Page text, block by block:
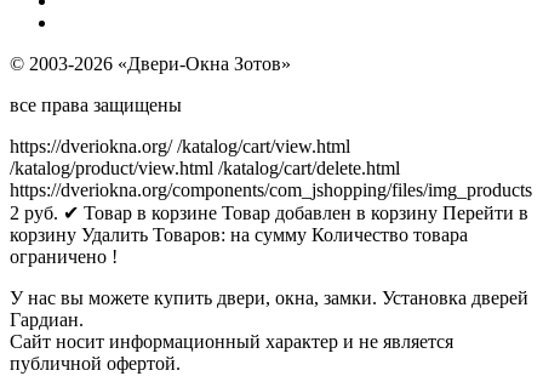
© 2003-2026 «Двери-Окна Зотов»
все права защищены
https://dveriokna.org/ /katalog/cart/view.html
/katalog/product/view.html /katalog/cart/delete.html
https://dveriokna.org/components/com_jshopping/files/img_products
2 руб. ✔ Товар в корзине Товар добавлен в корзину Перейти в
корзину Удалить Товаров: на сумму Количество товара
ограничено !
У нас вы можете купить двери, окна, замки. Установка дверей
Гардиан.
Сайт носит информационный характер и не является
публичной офертой.